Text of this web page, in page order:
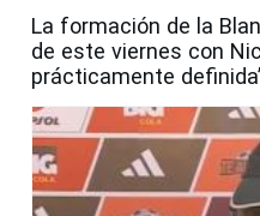
La formación de la
de este viernes con
prácticamente